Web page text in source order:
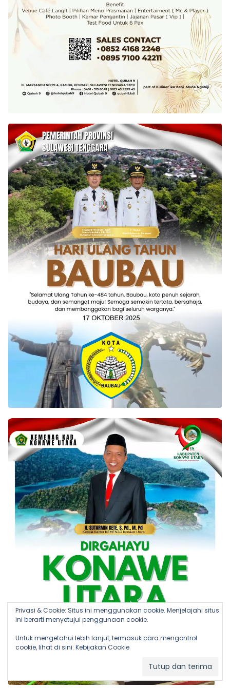
Privasi & Cookie: Situs ini menggunakan cookie. Menjelajahi situs
ini berarti menyetujui penggunaan cookie.
Untuk mengetahui lebih lanjut, termasuk cara mengontrol
cookie, lihat di sini: Kebijakan Cookie